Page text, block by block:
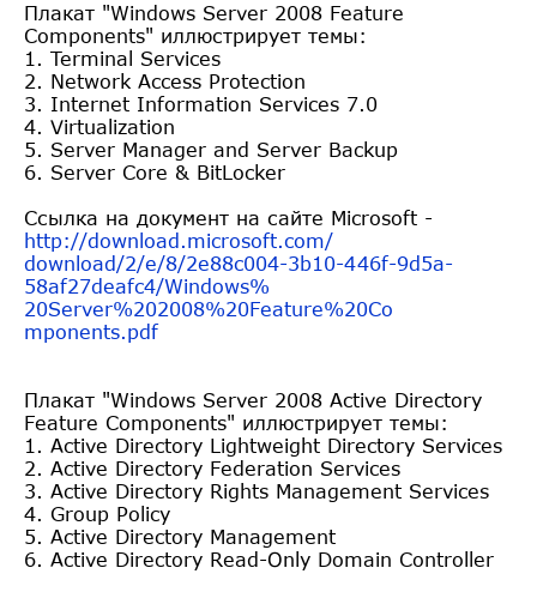
Плакат "Windows Server 2008 Feature
Components" иллюстрирует темы:
1. Terminal Services
2. Network Access Protection
3. Internet Information Services 7.0
4. Virtualization
5. Server Manager and Server Backup
6. Server Core & BitLocker
Ссылка на документ на сайте Microsoft -
http://download.microsoft.com/
download/2/e/8/2e88c004-3b10-446f-9d5a-
58af27deafc4/Windows%
20Server%202008%20Feature%20Co
mponents.pdf
Плакат "Windows Server 2008 Active Directory
Feature Components" иллюстрирует темы:
1. Active Directory Lightweight Directory Services
2. Active Directory Federation Services
3. Active Directory Rights Management Services
4. Group Policy
5. Active Directory Management
6. Active Directory Read-Only Domain Controller